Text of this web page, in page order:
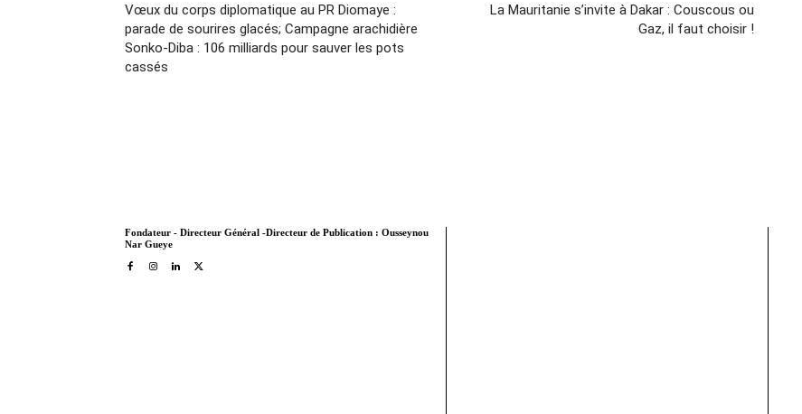
Vœux du corps diplomatique au PR Diomaye :
parade de sourires glacés; Campagne arachidière
Sonko-Diba : 106 milliards pour sauver les pots
cassés
La Mauritanie s’invite à Dakar : Couscous ou
Gaz, il faut choisir !
Fondateur - Directeur Général -Directeur de Publication : Ousseynou
Nar Gueye